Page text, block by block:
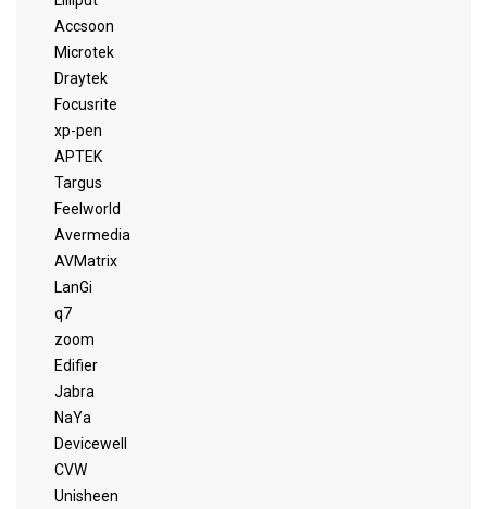
Accsoon
Microtek
Draytek
Focusrite
xp-pen
APTEK
Targus
Feelworld
Avermedia
AVMatrix
LanGi
q7
zoom
Edifier
Jabra
NaYa
Devicewell
CVW
Unisheen